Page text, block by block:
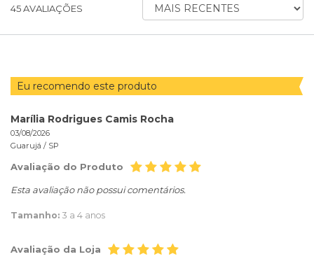
45AVALIAÇÕES
ORDENAR
AVALIAÇÕES
Eu recomendo este produto
Marília Rodrigues Camis Rocha
03/08/2026
Guarujá / SP
Avaliação do Produto
Esta avaliação não possui comentários.
Tamanho: 3 a 4 anos
Avaliação da Loja